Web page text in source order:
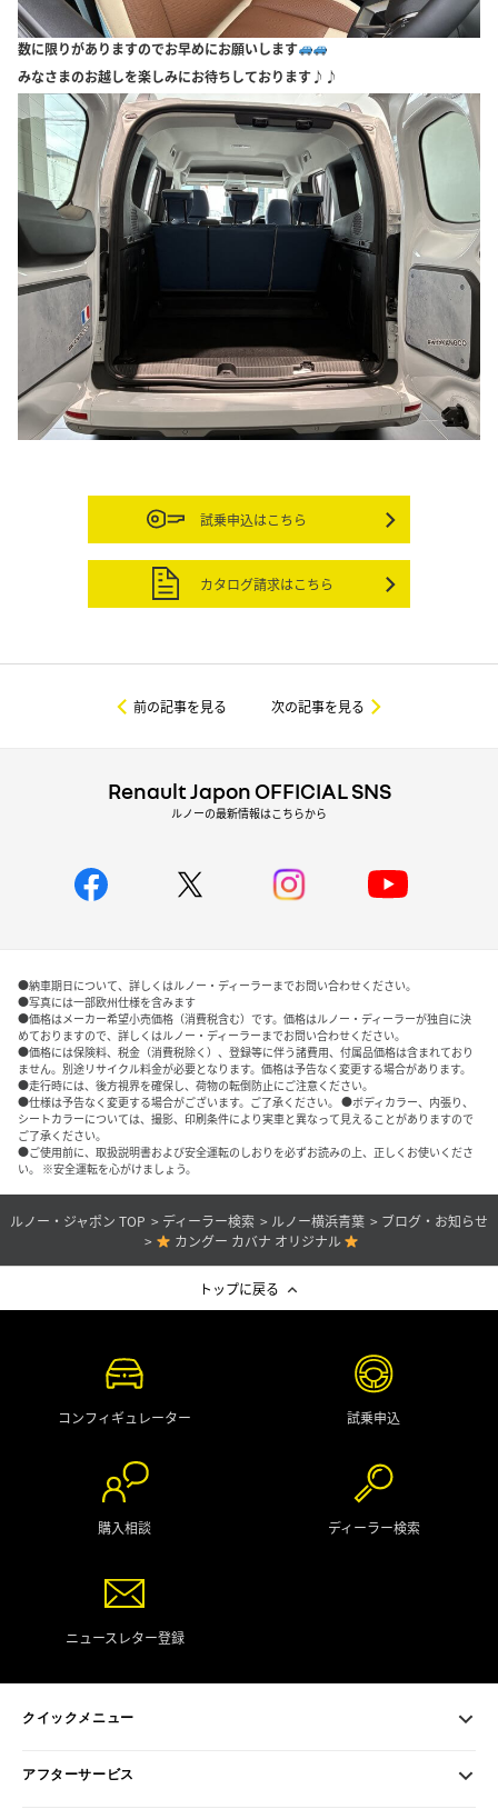
数に限りがありますのでお早めにお願いします
みなさまのお越しを楽しみにお待ちしております ♪♪
試乗申込はこちら
カタログ請求はこちら
前の記事を見る 次の記事を見る
Renault Japon OFFICIAL SNS
ルノーの最新情報はこちらから
●納車期日について、詳しくはルノー・ディーラーまでお問い合わせください。
●写真には一部欧州仕様を含みます
●価格はメーカー希望小売価格（消費税含む）です。価格はルノー・ディーラーが独自に決
めておりますので、詳しくはルノー・ディーラーまでお問い合わせください。
●価格には保険料、税金（消費税除く）、登録等に伴う諸費用、付属品価格は含まれており
ません。別途リサイクル料金が必要となります。価格は予告なく変更する場合があります。
●走行時には、後方視界を確保し、荷物の転倒防止にご注意ください。
●仕様は予告なく変更する場合がございます。ご了承ください。 ●ボディカラー、内張り、
シートカラーについては、撮影、印刷条件により実車と異なって見えることがありますので
ご了承ください。
●ご使用前に、取扱説明書および安全運転のしおりを必ずお読みの上、正しくお使いくださ
い。 ※安全運転を心がけましょう。
ルノー・ジャポン TOP ディーラー検索 ルノー横浜青葉
ブログ・お知らせ
カングー カバナ オリジナル
トップに戻る
コンフィギュレーター 試乗申込
購入相談 ディーラー検索
ニュースレター登録
クイックメニュー
アフターサービス